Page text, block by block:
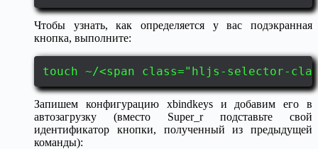
Чтобы узнать, как определяется у вас подэкранная
кнопка, выполните:
touch ~/<span class="hljs-selector-
Запишем конфигурацию xbindkeys и добавим его в
автозагрузку (вместо Super_r подставьте свой
идентификатор кнопки, полученный из предыдущей
команды):